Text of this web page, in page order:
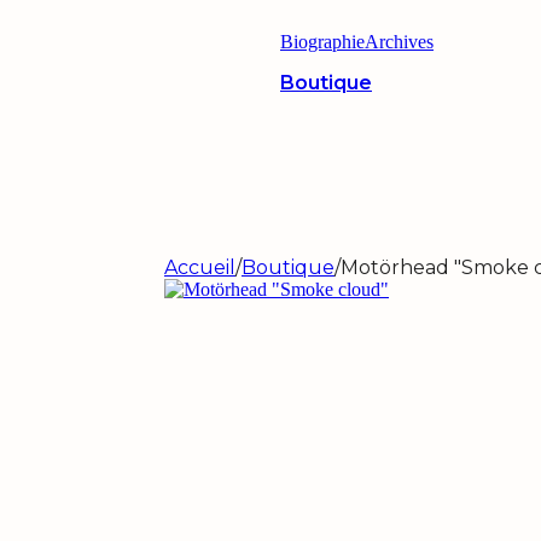
BiographieArchives
Boutique
Accueil /Boutique/Motörhead "Smoke